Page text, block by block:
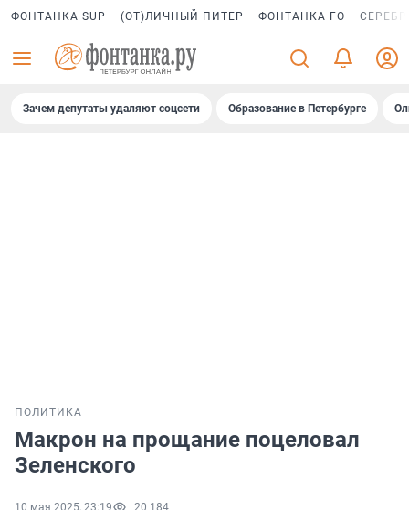
ФОНТАНКА SUP (ОТ)ЛИЧНЫЙ ПИТЕР ФОНТАНКА ГО
Зачем депутаты удаляют соцсети Образование в Петербурге
ПОЛИТИКА
Макрон на прощание поцеловал
Зеленского
10 мая 2025, 23:19 20 184